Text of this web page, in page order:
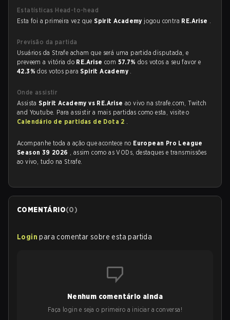
Estatísticas Head-to-head
Esta foi a primeira vez queSpirit Academy jogou contra RE.Arise .
Previsão da partida
Usuários da Strafe acham que será uma partida disputada, e
preveem a vitória do RE.Arisecom 57.7%dos votos a seu favor e
42.3%dos votos paraSpirit Academy .
Onde assistir
AssistaSpirit Academy vs RE.Ariseao vivo na strafe.com, Twitch
and Youtube. Para assistir a mais partidas como esta, visite o
Calendário de partidas de Dota 2 .
Acompanhe toda a ação que acontece no European Pro League
Season 39 2026 , assim como as VODs, destaques e transmissões
ao vivo, tudo na Strafe.
COMENTÁRIO(0)
Login para comentar sobre esta partida
Nenhum comentário ainda
Faça login e seja o primeiro a iniciar a conversa!